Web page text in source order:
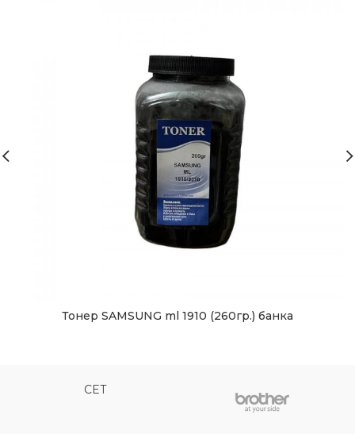
Тонер SAMSUNG ml 1910 (260гр.) банка
CET